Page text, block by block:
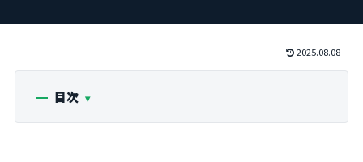
2025.08.08
目次